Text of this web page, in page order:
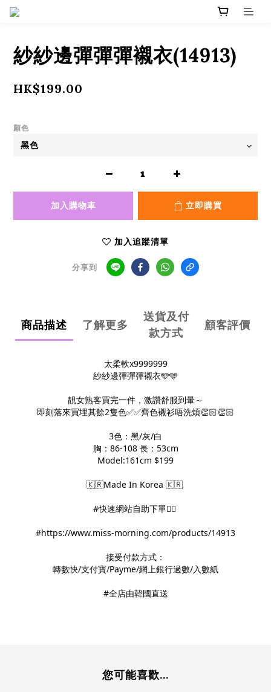
紗紗邊彈彈彈襯衣(14913)
HK$199.00
顏色
加入購物車 立即購買
加入追蹤清單
分享到
商品描述 了解更多
送貨及付
款方式
顧客評價
太柔軟x9999999
紗紗邊彈彈彈襯衣🩵🩵
靚女熟客買完一件，激讚舒服到暈～
即刻落來買埋其餘2隻色✅✅齊色襯衫唔洗煩👏🏻👏🏻
3色：黑/灰/白
胸：86-108 長：53cm
Model:161cm $199
🇰🇷Made In Korea 🇰🇷
#快速網站自助下單👇🏻
#https://www.miss-morning.com/products/14913
接受付款方式：
轉數快/支付寶/Payme/網上銀行過數/入數紙
#全店由韓國直送
您可能喜歡...